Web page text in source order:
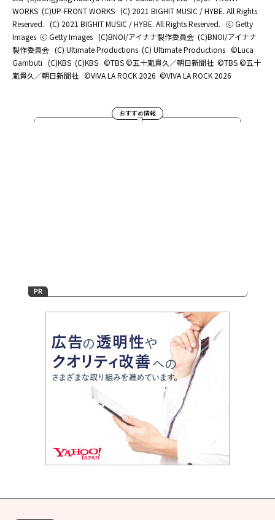
WORKS (C)UP-FRONT WORKS (C) 2021 BIGHIT MUSIC / HYBE. All Rights
Reserved. (C) 2021 BIGHIT MUSIC / HYBE. All Rights Reserved. ⓒ Getty
Images ⓒ Getty Images (C)BNOI/アイナナ製作委員会 (C)BNOI/アイナナ
製作委員会 (C) Ultimate Productions (C) Ultimate Productions ©Luca
Gambuti (C)KBS (C)KBS ©TBS ©五十嵐貴久／朝日新聞社 ©TBS ©五十
嵐貴久／朝日新聞社 ©️VIVA LA ROCK 2026 ©️VIVA LA ROCK 2026
おすすめ情報